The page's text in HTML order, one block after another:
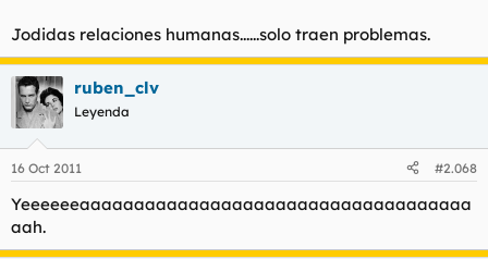
Jodidas relaciones humanas......solo traen problemas.
ruben_clv
Leyenda
16 Oct 2011 #2.068
Yeeeeeeaaaaaaaaaaaaaaaaaaaaaaaaaaaaaaaaaaaa
aah.